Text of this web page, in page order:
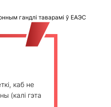
гандлі таварамі ў ЕАЭС
каб не
(калі гэта